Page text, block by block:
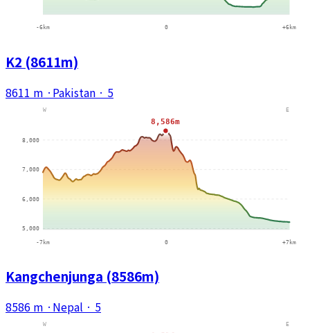
K2 (8611m)
8611 m · Pakistan · 5
Kangchenjunga (8586m)
8586 m · Nepal · 5